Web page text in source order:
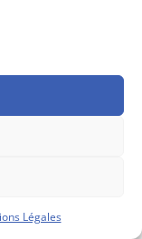
Légales